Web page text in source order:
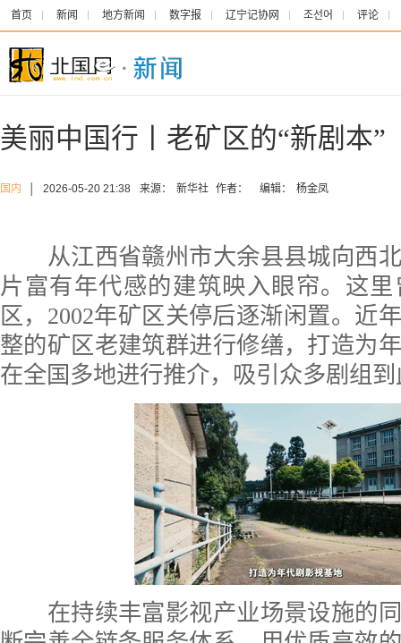
首页 新闻 地方新闻 数字报 辽宁记协网 조선어 评论
美丽中国行丨老矿区的“新剧本”
国内 2026-05-20 21:38 来源： 新华社 作者： 编辑： 杨金凤
从江西省赣州市大余县县城向西北
片富有年代感的建筑映入眼帘。这
区，2002年矿区关停后逐渐闲置。近
整的矿区老建筑群进行修缮，打造为
在全国多地进行推介，吸引众多剧组
在持续丰富影视产业场景设施的同